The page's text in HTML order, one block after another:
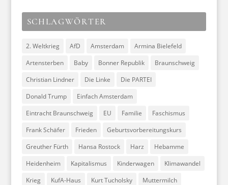
SCHLAGWÖRTER
2. Weltkrieg AfD Amsterdam
Armina Bielefeld
Artensterben
Baby Bonner Republik
Braunschweig
Christian Lindner
Die Linke
Die PARTEI
Donald Trump
Einfach Amsterdam
Eintracht Braunschweig
EU Familie
Faschismus
Frank Schäfer
Frieden
Geburtsvorbereitungskurs
Greuther Fürth
Hansa Rostock Harz
Hebamme
Heidenheim
Kapitalismus Kinderwagen
Klimawandel
Krieg
KufA-Haus Kurt Tucholsky
Muttermilch